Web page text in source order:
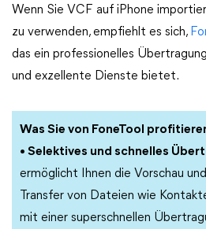
Wenn Sie VCF auf iPhone
zu verwenden, empfiehlt es sich,
das ein professionelles
und exzellente Dienste bietet.
Was Sie von FoneTool
• Selektives und schnelles
ermöglicht Ihnen die Vorschau
Transfer von Dateien wie
mit einer superschnellen